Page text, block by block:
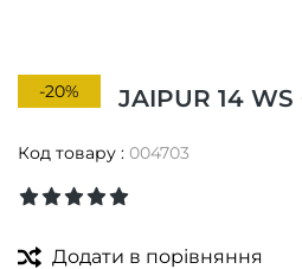
ЗНИЖКИ
-20% JAIPUR 14
Код товару : 004703
Додати в порівняння